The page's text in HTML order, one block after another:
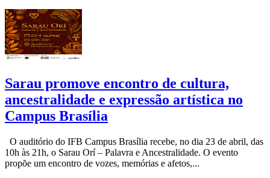
Sarau promove encontro de cultura,
ancestralidade e expressão artística no
Campus Brasília
O auditório do IFB Campus Brasília recebe, no dia 23 de abril, das
10h às 21h, o Sarau Orí – Palavra e Ancestralidade. O evento
propõe um encontro de vozes, memórias e afetos,...